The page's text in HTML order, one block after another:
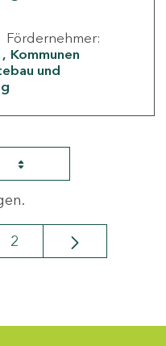
Fördernehmer:
Kommunen
und
Seite
2